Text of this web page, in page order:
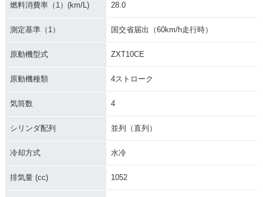
燃料消費率（1）(km/L) 28.0
測定基準（1） 国交省届出（60km/h走行時）
原動機型式 ZXT10CE
原動機種類 4ストローク
気筒数 4
シリンダ配列 並列（直列）
冷却方式 水冷
排気量 (cc) 1052